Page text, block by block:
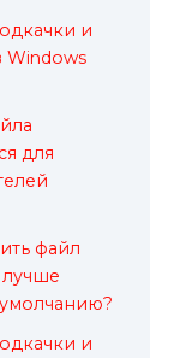
и
Windows
для
файл
и